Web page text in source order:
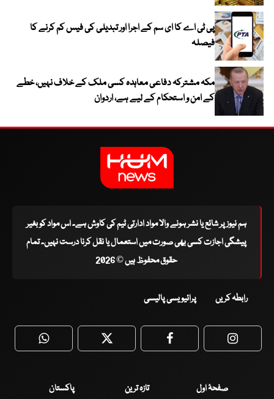
پی ٹی اے کا ای سم کے اجرا اور تبدیلی کی فیس کم کرنے کا
فیصلہ
مکہ مشترکہ دفاعی معاہدہ کسی ملک کے خلاف نہیں، خطے
کے امن و استحکام کے لیے ہے، اردوان
ہم نیوز پر شائع یا نشر ہونے والا مواد ادارتی ٹیم کی کاوش ہے۔ اس مواد کو بغیر
پیشگی اجازت کسی بھی صورت میں استعمال یا نقل کرنا درست نہیں۔ تمام
حقوق محفوظ ہیں © 2026
رابطہ کریں پرائیویسی پالیسی
WhatsApp Twitter Facebook
صفحۂ اول تازہ ترین پاکستان